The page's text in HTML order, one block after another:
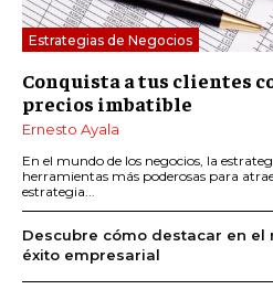
Estrategias de Negocios
Conquista a tus clientes
precios imbatible
Ernesto Ayala
En el mundo de los negocios, la
herramientas más poderosas para
estrategia...
Descubre cómo destacar en el
éxito empresarial